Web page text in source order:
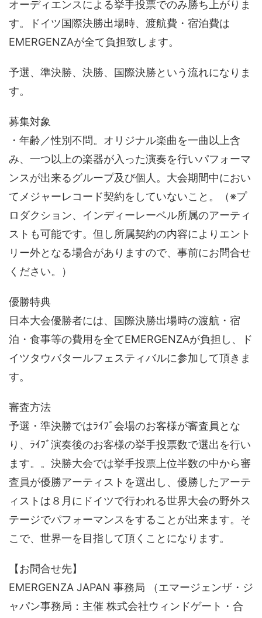
オーディエンスによる挙手投票でのみ勝ち上がりま
す。ドイツ国際決勝出場時、渡航費・宿泊費は
EMERGENZAが全て負担致します。
予選、準決勝、決勝、国際決勝という流れになりま
す。
募集対象
・年齢／性別不問。オリジナル楽曲を一曲以上含
み、一つ以上の楽器が入った演奏を行いパフォーマ
ンスが出来るグループ及び個人。大会期間中におい
てメジャーレコード契約をしていないこと。（※プ
ロダクション、インディーレーベル所属のアーティ
ストも可能です。但し所属契約の内容によりエント
リー外となる場合がありますので、事前にお問合せ
ください。）
優勝特典
日本大会優勝者には、国際決勝出場時の渡航・宿
泊・食事等の費用を全てEMERGENZAが負担し、ド
イツタウバタールフェスティバルに参加して頂きま
す。
審査方法
予選・準決勝ではﾗｲﾌﾞ会場のお客様が審査員とな
り、ﾗｲﾌﾞ演奏後のお客様の挙手投票数で選出を行い
ます。。決勝大会では挙手投票上位半数の中から審
査員が優勝アーティストを選出し、優勝したアーテ
ィストは８月にドイツで行われる世界大会の野外ス
テージでパフォーマンスをすることが出来ます。そ
こで、世界一を目指して頂くことになります。
【お問合せ先】
EMERGENZA JAPAN 事務局 （エマージェンザ・ジ
ャパン事務局：主催 株式会社ウィンドゲート・合